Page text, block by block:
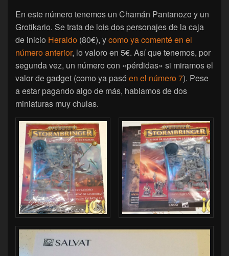
En este número tenemos un Chamán Pantanozo y un
Grotikario. Se trata de lois dos personajes de la caja
de inicio Heraldo (80€), ycomo ya comenté en el
número anterior, lo valoro en 5€. Así que tenemos, por
segunda vez, un número con «pérdidas» si miramos el
valor de gadget (como ya pasó en el número 7). Pese
a estar pagando algo de más, hablamos de dos
miniaturas muy chulas.